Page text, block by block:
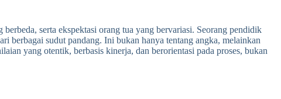
serta ekspektasi orang tua yang bervariasi. Seorang pendidik
berbagai sudut pandang. Ini bukan hanya tentang angka, melainkan
yang otentik, berbasis kinerja, dan berorientasi pada proses, bukan